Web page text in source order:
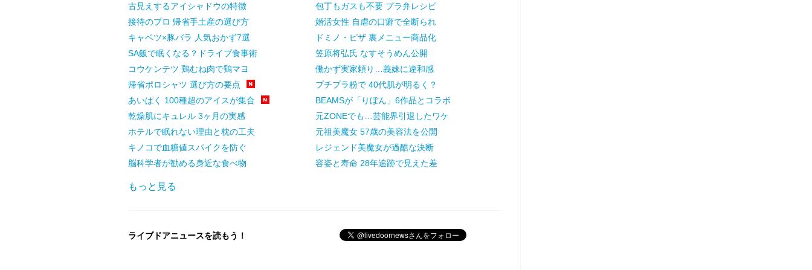
古見えするアイシャドウの特徴
接待のプロ 帰省手土産の選び方
キャベツ×豚バラ 人気おかず7選
SA飯で眠くなる？ドライブ食事術
コウケンテツ 鶏むね肉で鶏マヨ
帰省ポロシャツ 選び方の要点
あいぱく 100種超のアイスが集合
乾燥肌にキュレル 3ヶ月の実感
ホテルで眠れない理由と枕の工夫
キノコで血糖値スパイクを防ぐ
脳科学者が勧める身近な食べ物
包丁もガスも不要 プラ弁レシピ
婚活女性 自虐の口癖で全断られ
ドミノ・ピザ 裏メニュー商品化
笠原将弘氏 なすそうめん公開
働かず実家頼り…義妹に違和感
プチプラ粉で 40代肌が明るく？
BEAMSが「りぼん」6作品とコラボ
元ZONEでも…芸能界引退したワケ
元祖美魔女 57歳の美容法を公開
レジェンド美魔女が過酷な決断
容姿と寿命 28年追跡で見えた差
もっと見る
ライブドアニュースを読もう！